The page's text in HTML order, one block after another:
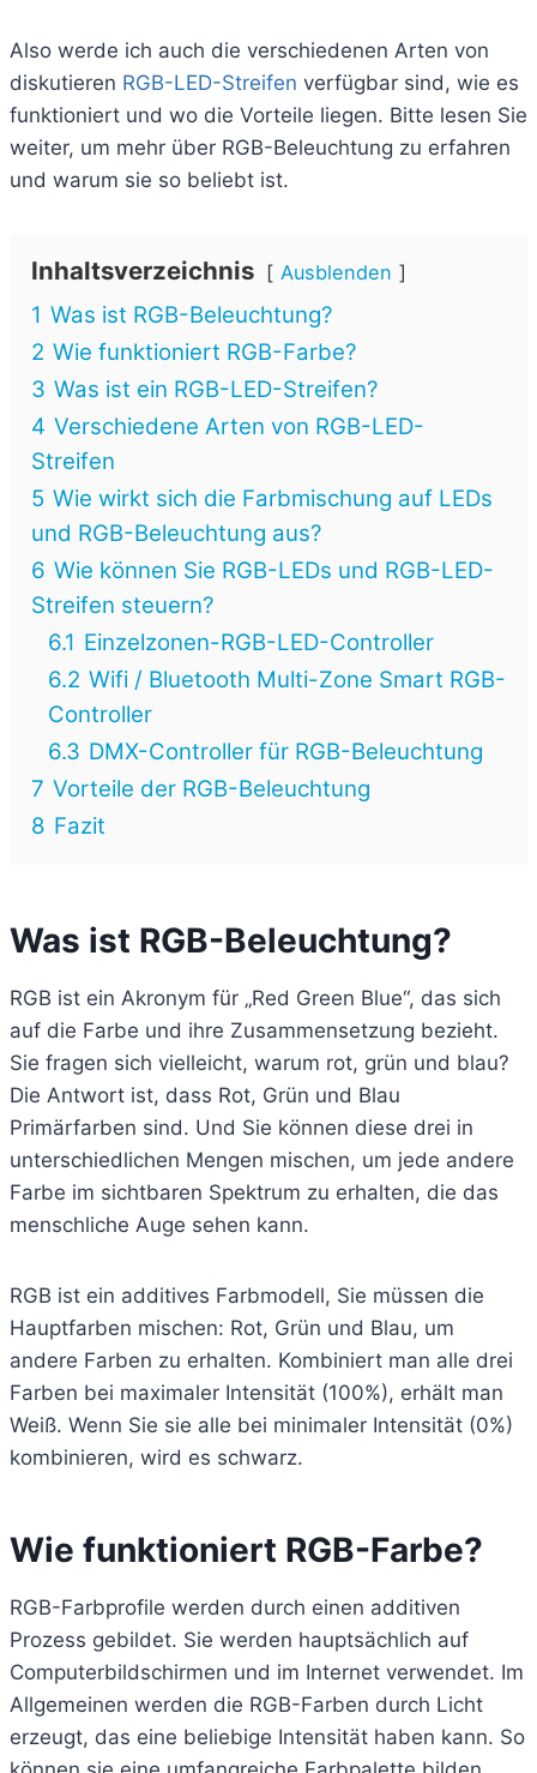
Also werde ich auch die verschiedenen Arten von
diskutieren RGB-LED-Streifen verfügbar sind, wie es
funktioniert und wo die Vorteile liegen. Bitte lesen Sie
weiter, um mehr über RGB-Beleuchtung zu erfahren
und warum sie so beliebt ist.
Inhaltsverzeichnis Ausblenden
1 Was ist RGB-Beleuchtung?
2 Wie funktioniert RGB-Farbe?
3 Was ist ein RGB-LED-Streifen?
4 Verschiedene Arten von RGB-LED-
Streifen
5 Wie wirkt sich die Farbmischung auf LEDs
und RGB-Beleuchtung aus?
6 Wie können Sie RGB-LEDs und RGB-LED-
Streifen steuern?
6.1 Einzelzonen-RGB-LED-Controller
6.2 Wifi / Bluetooth Multi-Zone Smart RGB-
Controller
6.3 DMX-Controller für RGB-Beleuchtung
7 Vorteile der RGB-Beleuchtung
8 Fazit
Was ist RGB-Beleuchtung?
RGB ist ein Akronym für „Red Green Blue“, das sich
auf die Farbe und ihre Zusammensetzung bezieht.
Sie fragen sich vielleicht, warum rot, grün und blau?
Die Antwort ist, dass Rot, Grün und Blau
Primärfarben sind. Und Sie können diese drei in
unterschiedlichen Mengen mischen, um jede andere
Farbe im sichtbaren Spektrum zu erhalten, die das
menschliche Auge sehen kann.
RGB ist ein additives Farbmodell, Sie müssen die
Hauptfarben mischen: Rot, Grün und Blau, um
andere Farben zu erhalten. Kombiniert man alle drei
Farben bei maximaler Intensität (100%), erhält man
Weiß. Wenn Sie sie alle bei minimaler Intensität (0%)
kombinieren, wird es schwarz.
Wie funktioniert RGB-Farbe?
RGB-Farbprofile werden durch einen additiven
Prozess gebildet. Sie werden hauptsächlich auf
Computerbildschirmen und im Internet verwendet. Im
Allgemeinen werden die RGB-Farben durch Licht
erzeugt, das eine beliebige Intensität haben kann. So